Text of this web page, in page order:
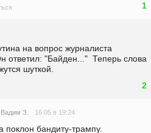
1
на вопрос журналиста
ответил: "Байден..."  Теперь слова
шуткой.
2
Вадим З. 16.05 в 19:24
бандиту-трампу.